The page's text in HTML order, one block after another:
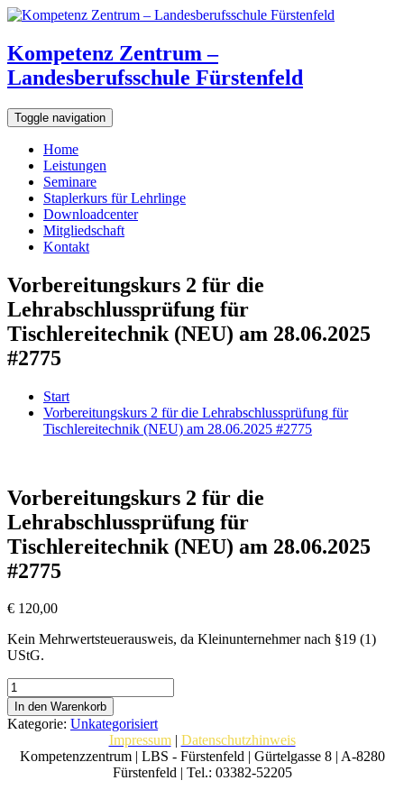
Kompetenz Zentrum –
Landesberufsschule Fürstenfeld
Toggle navigation
Home
Leistungen
Seminare
Staplerkurs für Lehrlinge
Downloadcenter
Mitgliedschaft
Kontakt
Vorbereitungskurs 2 für die
Lehrabschlussprüfung für
Tischlereitechnik (NEU) am 28.06.2025
#2775
Start
Vorbereitungskurs 2 für die Lehrabschlussprüfung für
Tischlereitechnik (NEU) am 28.06.2025 #2775
Vorbereitungskurs 2 für die
Lehrabschlussprüfung für
Tischlereitechnik (NEU) am 28.06.2025
#2775
€ 120,00
Kein Mehrwertsteuerausweis, da Kleinunternehmer nach §19 (1)
UStG.
Vorbereitungskurs
2
für
die
Lehrabschlussprüfung
für
In den Warenkorb
Kategorie: Unkategorisiert
Impressum| Datenschutzhinweis
Kompetenzzentrum | LBS - Fürstenfeld | Gürtelgasse 8 | A-8280
Fürstenfeld | Tel.: 03382-52205